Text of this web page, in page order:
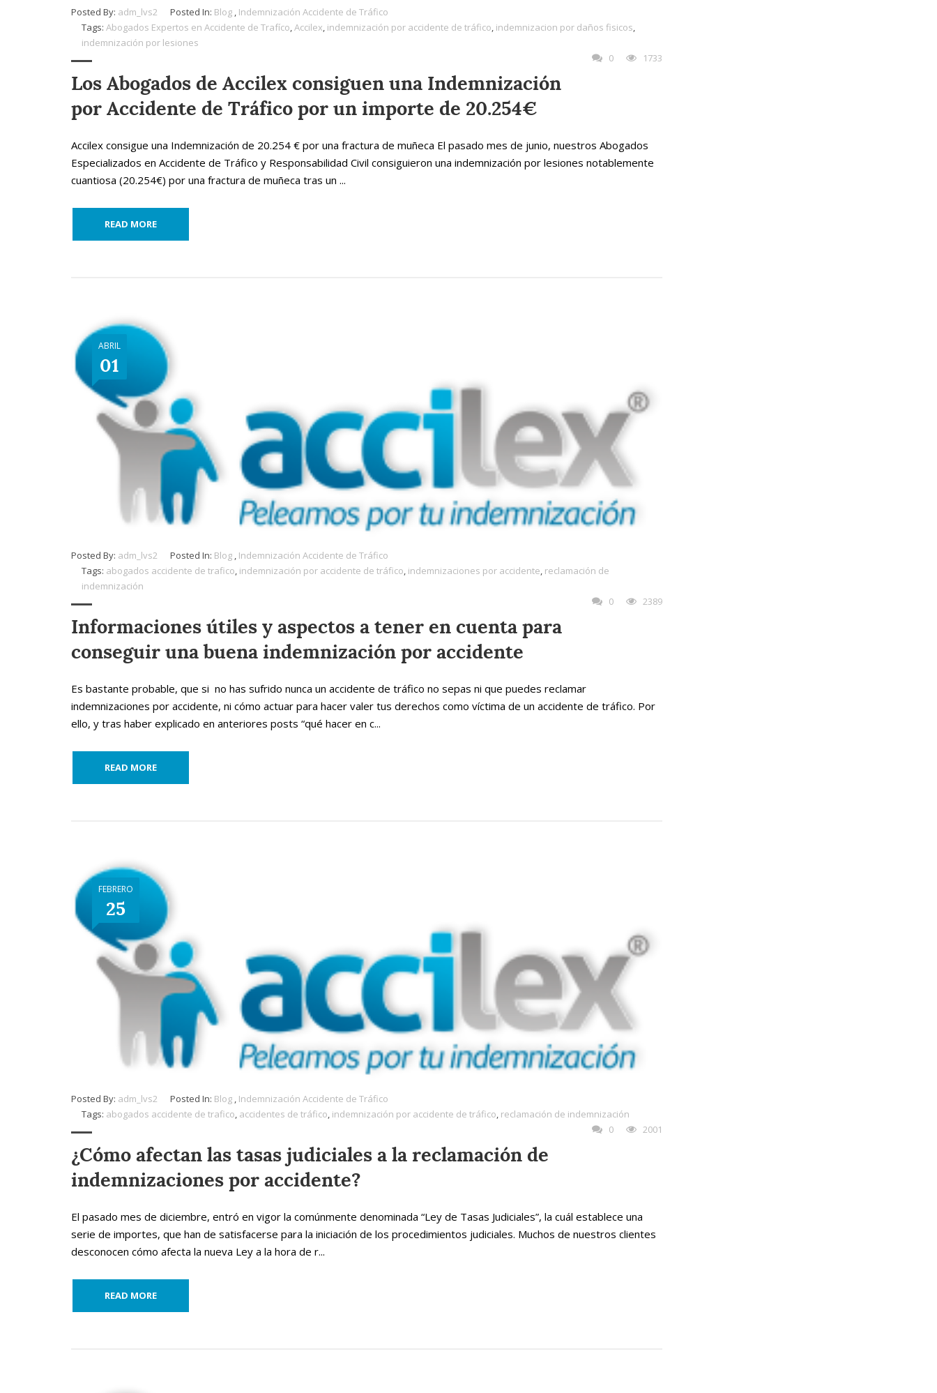
Posted By: adm_lvs2 Posted In: Blog Indemnización Accidente de Tráfico
Tags: Abogados Expertos en Accidente de Trafíco Accilex indemnización por accidente de tráfico indemnizacion por daños fisicos
indemnización por lesiones
0
1733
Los Abogados de Accilex consiguen una Indemnización
por Accidente de Tráfico por un importe de 20.254€
Accilex consigue una Indemnización de 20.254 € por una fractura de muñeca El pasado mes de junio, nuestros Abogados
Especializados en Accidente de Tráfico y Responsabilidad Civil consiguieron una indemnización por lesiones notablemente
cuantiosa (20.254€) por una fractura de muñeca tras un ...
READ MORE
ABRIL
01
Posted By: adm_lvs2 Posted In: Blog , Indemnización Accidente de Tráfico
Tags: abogados accidente de trafico, indemnización por accidente de tráfico, indemnizaciones por accidente, reclamación de
indemnización
0
2389
Informaciones útiles y aspectos a tener en cuenta para
conseguir una buena indemnización por accidente
Es bastante probable, que si no has sufrido nunca un accidente de tráfico no sepas ni que puedes reclamar
indemnizaciones por accidente, ni cómo actuar para hacer valer tus derechos como víctima de un accidente de tráfico. Por
ello, y tras haber explicado en anteriores posts “qué hacer en c...
READ MORE
FEBRERO
25
Posted By: adm_lvs2 Posted In: Blog , Indemnización Accidente de Tráfico
Tags: abogados accidente de trafico, accidentes de tráfico, indemnización por accidente de tráfico, reclamación de indemnización
0
2001
¿Cómo afectan las tasas judiciales a la reclamación de
indemnizaciones por accidente?
El pasado mes de diciembre, entró en vigor la comúnmente denominada “Ley de Tasas Judiciales”, la cuál establece una
serie de importes, que han de satisfacerse para la iniciación de los procedimientos judiciales. Muchos de nuestros clientes
desconocen cómo afecta la nueva Ley a la hora de r...
READ MORE